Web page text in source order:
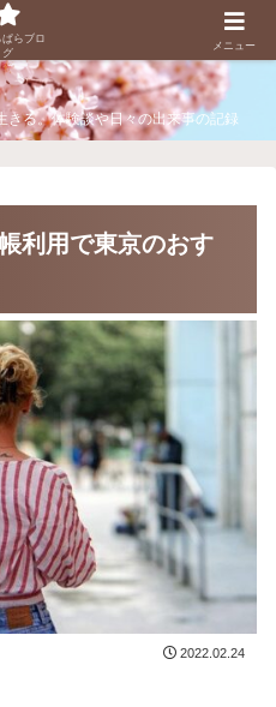
らブログ
る。体験談や日々の出来事の記録
利用で東京のおす
2022.02.24
ぱらブロ
グ
メニュー